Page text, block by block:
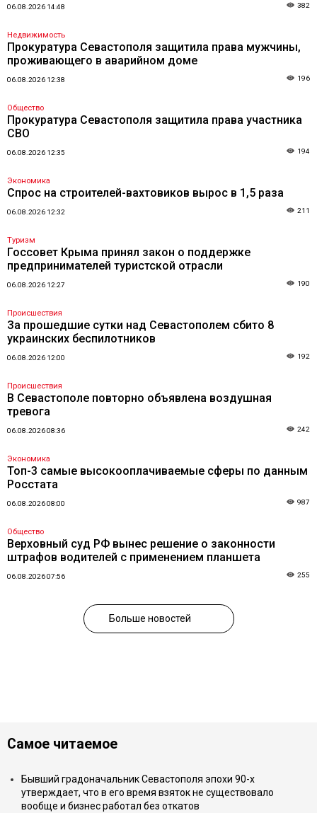
06.08.2026 14:48 382
Недвижимость
Прокуратура Севастополя защитила права мужчины,
проживающего в аварийном доме
06.08.2026 12:38 196
Общество
Прокуратура Севастополя защитила права участника
СВО
06.08.2026 12:35 194
Экономика
Спрос на строителей-вахтовиков вырос в 1,5 раза
06.08.2026 12:32 211
Туризм
Госсовет Крыма принял закон о поддержке
предпринимателей туристской отрасли
06.08.2026 12:27 190
Происшествия
За прошедшие сутки над Севастополем сбито 8
украинских беспилотников
06.08.2026 12:00 192
Происшествия
В Севастополе повторно объявлена воздушная
тревога
06.08.2026 08:36 242
Экономика
Топ-3 самые высокооплачиваемые сферы по данным
Росстата
06.08.2026 08:00 987
Общество
Верховный суд РФ вынес решение о законности
штрафов водителей с применением планшета
06.08.2026 07:56 255
Больше новостей
Самое читаемое
Бывший градоначальник Севастополя эпохи 90-х
утверждает, что в его время взяток не существовало
вообще и бизнес работал без откатов